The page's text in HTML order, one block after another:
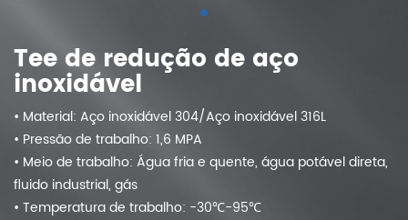
Tee de redução de aço
inoxidável
• Material: Aço inoxidável 304/Aço inoxidável 316L
• Pressão de trabalho: 1,6 MPA
• Meio de trabalho: Água fria e quente, água potável direta,
fluido industrial, gás
• Temperatura de trabalho: -30℃-95℃